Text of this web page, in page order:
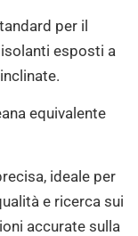
per il
esposti a
equivalente
ideale per
e ricerca sui
accurate sulla